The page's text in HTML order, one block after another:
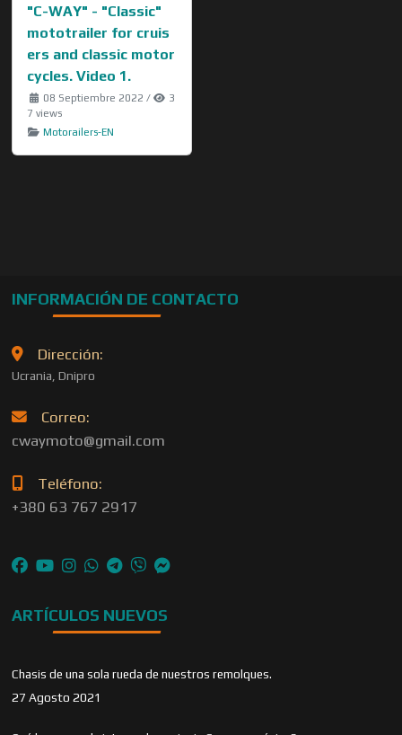
"C-WAY" - "Classic"
mototrailer for cruis
ers and classic motor
cycles. Video 1.
08 Septiembre 2022 /
3
7 views
Motorailers-EN
INFORMACIÓN DE CONTACTO
Dirección:
Ucrania, Dnipro
Correo:
cwaymoto@gmail.com
Teléfono:
+380 63 767 2917
ARTÍCULOS NUEVOS
Chasis de una sola rueda de nuestros remolques.
27 Agosto 2021